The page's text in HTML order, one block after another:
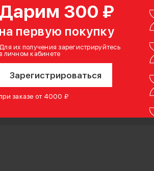
Дарим 300 ₽
на первую покупку
их получения зарегистрируйтесь
личном кабинете
Зарегистрироваться
заказе от 4000 ₽
из